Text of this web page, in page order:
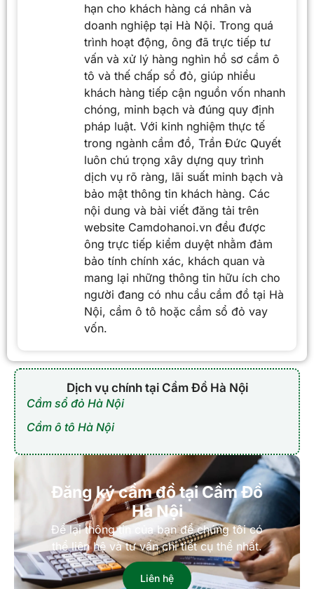
hạn cho khách hàng cá nhân và
doanh nghiệp tại Hà Nội. Trong quá
trình hoạt động, ông đã trực tiếp tư
vấn và xử lý hàng nghìn hồ sơ cầm ô
tô và thế chấp sổ đỏ, giúp nhiều
khách hàng tiếp cận nguồn vốn nhanh
chóng, minh bạch và đúng quy định
pháp luật. Với kinh nghiệm thực tế
trong ngành cầm đồ, Trần Đức Quyết
luôn chú trọng xây dựng quy trình
dịch vụ rõ ràng, lãi suất minh bạch và
bảo mật thông tin khách hàng. Các
nội dung và bài viết đăng tải trên
website Camdohanoi.vn đều được
ông trực tiếp kiểm duyệt nhằm đảm
bảo tính chính xác, khách quan và
mang lại những thông tin hữu ích cho
người đang có nhu cầu cầm đồ tại Hà
Nội, cầm ô tô hoặc cầm sổ đỏ vay
vốn.
Dịch vụ chính tại Cầm Đồ Hà Nội
Cầm sổ đỏ Hà Nội
Cầm ô tô Hà Nội
Đăng ký cầm đồ tại Cầm Đồ
Hà Nội
Để lại thông tin của bạn để chúng tôi có
thể liên hệ và tư vấn chi tiết cụ thể nhất.
Liên hệ